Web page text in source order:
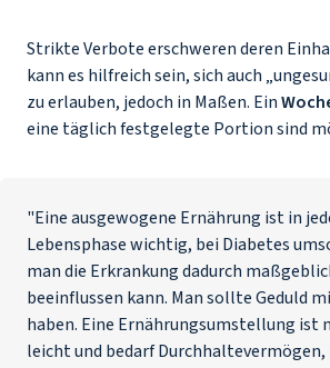
Strikte Verbote erschweren deren
kann es hilfreich sein, sich auch
zu erlauben, jedoch in Maßen. Ein
eine täglich festgelegte Portion sind
"Eine ausgewogene Ernährung ist in
Lebensphase wichtig, bei Diabetes
man die Erkrankung dadurch
beeinflussen kann. Man sollte Geduld
haben. Eine Ernährungsumstellung ist
leicht und bedarf Durchhaltevermögen,